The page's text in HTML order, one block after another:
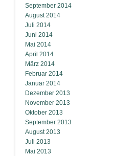
September 2014
August 2014
Juli 2014
Juni 2014
Mai 2014
April 2014
März 2014
Februar 2014
Januar 2014
Dezember 2013
November 2013
Oktober 2013
September 2013
August 2013
Juli 2013
Mai 2013